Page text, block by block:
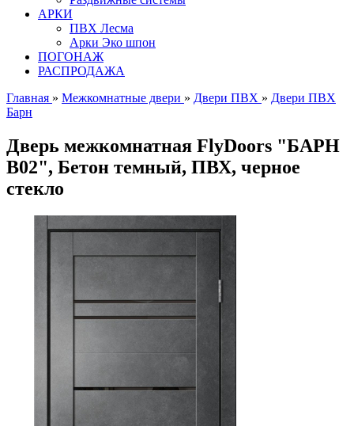
АРКИ
ПВХ Лесма
Арки Эко шпон
ПОГОНАЖ
РАСПРОДАЖА
Главная » Межкомнатные двери » Двери ПВХ » Двери ПВХ
Барн
Дверь межкомнатная FlyDoors "БАРН
В02", Бетон темный, ПВХ, черное
стекло